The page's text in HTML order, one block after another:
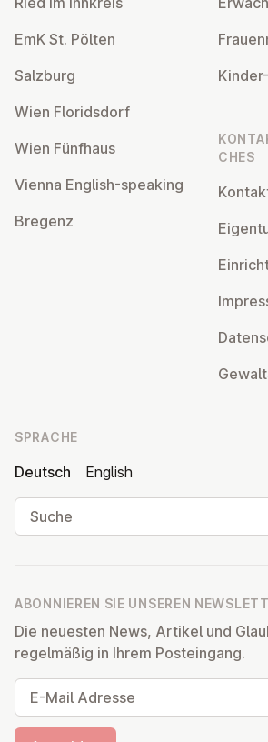
EmK St. Pölten
Salzburg
Wien Flo­rids­dorf
Wien Fünfhaus
Vienna English-speaking
Bregenz
CHES
SPRACHE
Deutsch
English
Suche
ABONNIEREN SIE UNSEREN
Die neuesten News, Artikel und
regelmäßig in Ihrem Posteingang.
E-Mail Adresse